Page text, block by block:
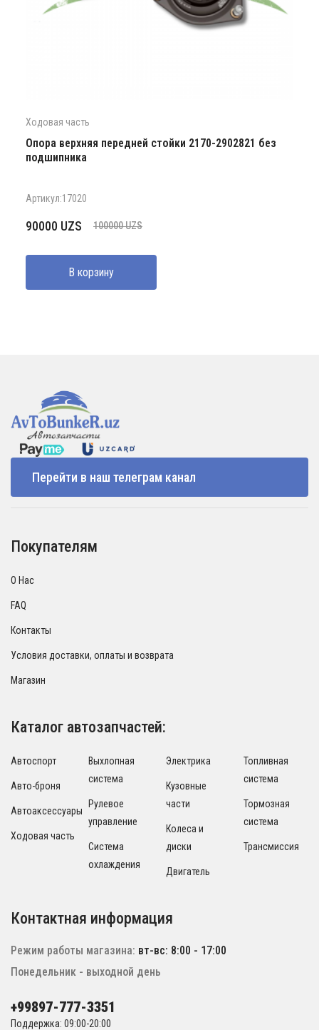
Ходовая часть
Опора верхняя передней стойки 2170-2902821 без
подшипника
Артикул:17020
100000UZS
Первоначальная
составляла
100000 UZS.
90000 UZS
Текущая
90000 UZS.
В корзину
Перейти в наш телеграм канал
Покупателям
О Нас
FAQ
Контакты
Условия доставки, оплаты и возврата
Магазин
Каталог автозапчастей:
Автоспорт
Авто-броня
Автоаксессуары
Ходовая часть
Выхлопная
система
Рулевое
управление
Система
охлаждения
Электрика
Кузовные
части
Колеса и
диски
Двигатель
Топливная
система
Тормозная
система
Трансмиссия
Контактная информация
Режим работы магазина: вт-вс: 8:00 - 17:00
Понедельник - выходной день
+99897-777-3351
Поддержка: 09:00-20:00